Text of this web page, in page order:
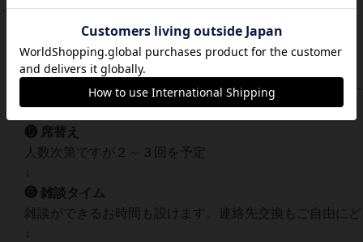
❸ ご案内
順番にお席にご案内１テーブル２～６名予定
↓
❹ ボードゲーム交流会開始
ゲームが出来る人数になった席からゲームを開始致しま
❺ 席替え
人数次第ですが２～３回を予定
↓
❻ 雑談タイム
雑談ができるお時間も設けます。連絡先交換もご自由に
↓